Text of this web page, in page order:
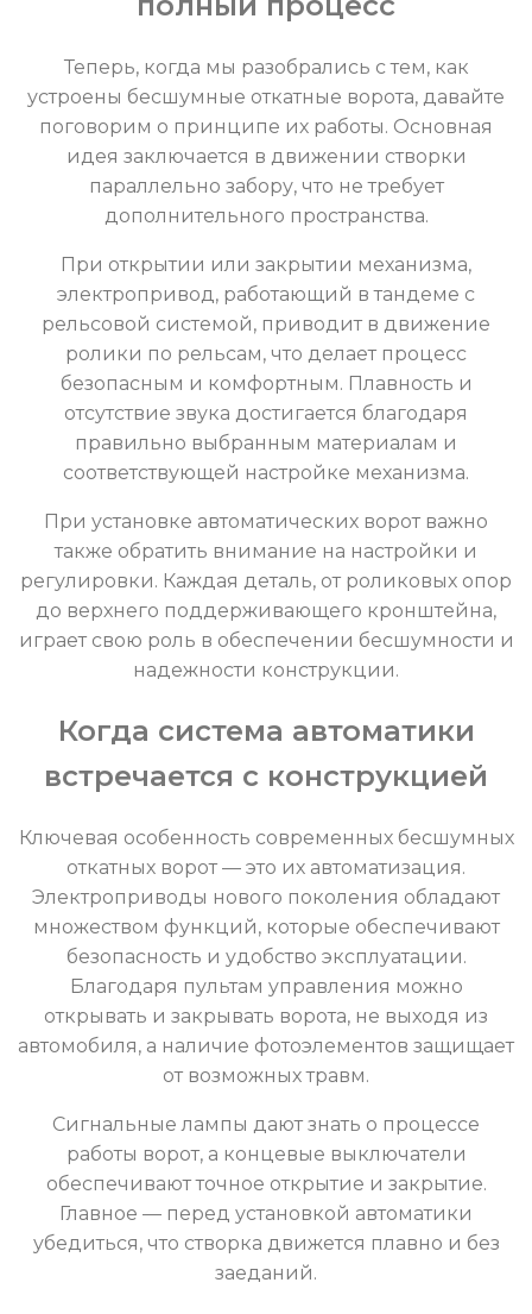
Теперь, когда мы разобрались с тем, как
устроены бесшумные откатные ворота, давайте
поговорим о принципе их работы. Основная
идея заключается в движении створки
параллельно забору, что не требует
дополнительного пространства.
При открытии или закрытии механизма,
электропривод, работающий в тандеме с
рельсовой системой, приводит в движение
ролики по рельсам, что делает процесс
безопасным и комфортным. Плавность и
отсутствие звука достигается благодаря
правильно выбранным материалам и
соответствующей настройке механизма.
При установке автоматических ворот важно
также обратить внимание на настройки и
регулировки. Каждая деталь, от роликовых опор
до верхнего поддерживающего кронштейна,
играет свою роль в обеспечении бесшумности и
надежности конструкции.
Когда система автоматики
встречается с конструкцией
Ключевая особенность современных бесшумных
откатных ворот — это их автоматизация.
Электроприводы нового поколения обладают
множеством функций, которые обеспечивают
безопасность и удобство эксплуатации.
Благодаря пультам управления можно
открывать и закрывать ворота, не выходя из
автомобиля, а наличие фотоэлементов защищает
от возможных травм.
Сигнальные лампы дают знать о процессе
работы ворот, а концевые выключатели
обеспечивают точное открытие и закрытие.
Главное — перед установкой автоматики
убедиться, что створка движется плавно и без
заеданий.